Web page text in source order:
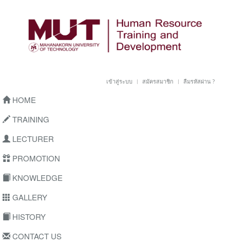
เข้าสู่ระบบ สมัครสมาชิก ลืมรหัสผ่าน ?
HOME
TRAINING
LECTURER
PROMOTION
KNOWLEDGE
GALLERY
HISTORY
CONTACT US